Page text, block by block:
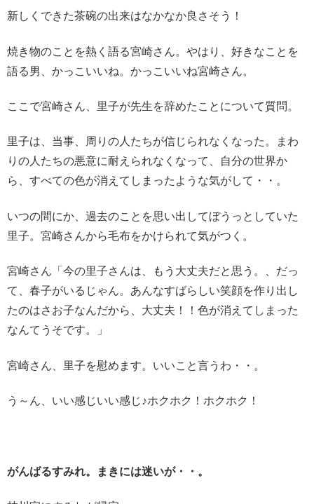
新しくできた茶碗の出来はなかなか良さそう！
焼き物のことを熱く語る宮崎さん。 やはり、好きなことを
語る男、かっこいいね。かっこいいね宮崎さん。
ここで宮崎さん、 里子が先生を辞めたことについて質問。
里子は、当事、
周りの人たちが信じられなくなった。まわ
りの人たちの悪意に耐えられなくなって、自分の世界か
ら、すべての色が消えてしまったような気がして・・。
いつの間にか、過去のことを思い出してぼうっとしていた
里子。宮崎さんから毛布をかけられて気がつく。
宮崎さん「今の里子さんは、もう大丈夫だと思う。、だっ
て、春子がいるじゃん。 あんなすばらしい笑顔を作り出し
たのはさお子なんだから、大丈夫！！色が消えてしまった
なんてうそです。」
宮崎さん、里子を慰めます。いいこと言うわ・・。
う～ん、いい感じいい感じ♪ホクホク！ホクホク！
がんばるすみれ。まきには迷いが・・。